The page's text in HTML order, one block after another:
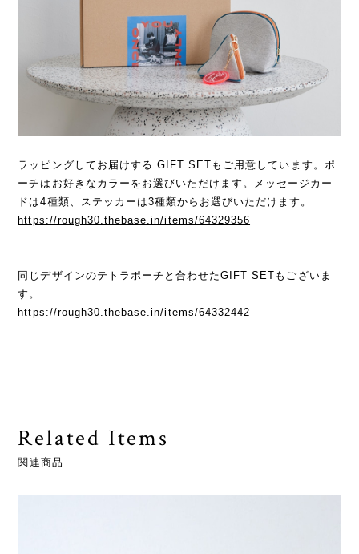
ラッピングしてお届けする GIFT SETもご用意しています。ポ
ーチはお好きなカラーをお選びいただけます。メッセージカー
ドは4種類、ステッカーは3種類からお選びいただけます。
https://rough30.thebase.in/items/64329356
同じデザインのテトラポーチと合わせたGIFT SETもございま
す。
https://rough30.thebase.in/items/64332442
Related Items
関連商品